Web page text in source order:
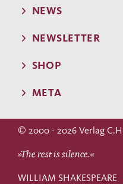
NEWS
NEWSLETTER
SHOP
META
© 2000 - 2026 Verlag
»The rest is silence.«
WILLIAM SHAKESPEARE